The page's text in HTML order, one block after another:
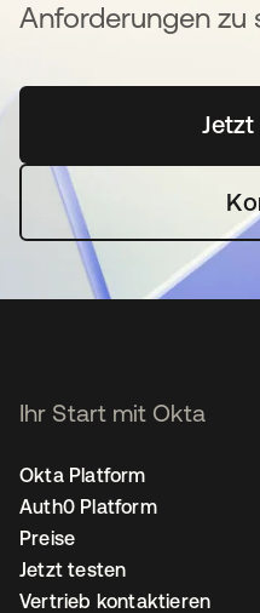
Anforderungen zu
Ihr Start mit Okta
Okta Platform
Auth0 Platform
Preise
Jetzt testen
Vertrieb kontaktieren